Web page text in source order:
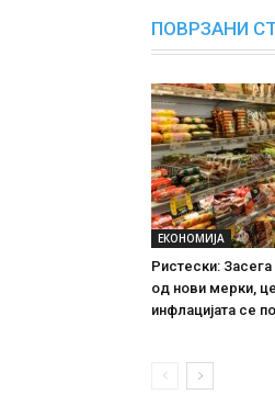
ПОВРЗАНИ
ЕКОНОМИЈА
Ристески:
од нови мерки,
инфлацијата се